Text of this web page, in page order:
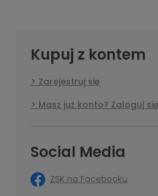
Kupuj z kontem
Zarejestruj się
Masz już konto? Zaloguj się
Social Media
ZSK na Facebooku